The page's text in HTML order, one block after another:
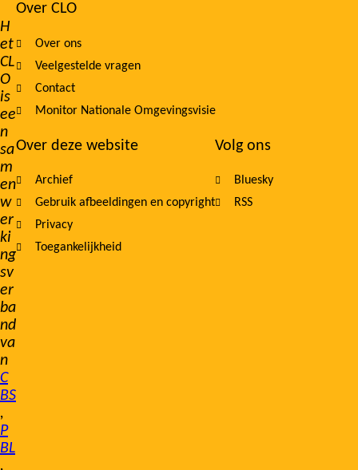
H
et
CL
O
is
ee
n
sa
m
en
w
er
ki
ng
sv
er
ba
nd
va
n
C
BS
,
P
BL
,
Footer
navigation
Over CLO
Over ons
Veelgestelde vragen
Contact
Monitor Nationale Omgevingsvisie
Over deze website
Archief
Gebruik afbeeldingen en copyright
Privacy
Toegankelijkheid
Volg ons
Bluesky
RSS